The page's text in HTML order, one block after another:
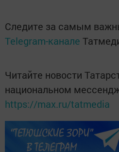
Следите за самым
Telegram-канале
Читайте новости
национальном
https://max.ru/tatmedia